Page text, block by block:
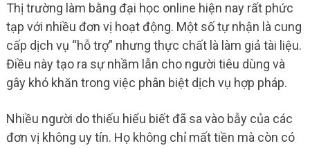
Thị trường làm bằng đại học online hiện nay rất phức
tạp với nhiều đơn vị hoạt động. Một số tự nhận là cung
cấp dịch vụ “hỗ trợ” nhưng thực chất là làm giả tài liệu.
Điều này tạo ra sự nhầm lẫn cho người tiêu dùng và
gây khó khăn trong việc phân biệt dịch vụ hợp pháp.
Nhiều người do thiếu hiểu biết đã sa vào bẫy của các
đơn vị không uy tín. Họ không chỉ mất tiền mà còn có